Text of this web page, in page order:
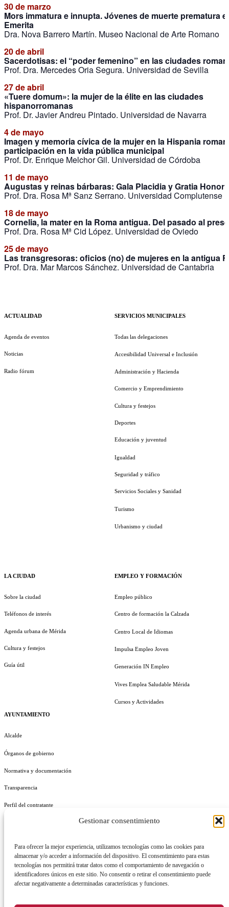
Gestionar consentimiento
Para ofrecer la mejor experiencia, utilizamos tecnologías como las cookies para
almacenar y/o acceder a información del dispositivo. El consentimiento para estas
tecnologías nos permitirá tratar datos como el comportamiento de navegación o
identificadores únicos en este sitio. No consentir o retirar el consentimiento puede
afectar negativamente a determinadas características y funciones.
30 de marzo
Mors immatura e innupta. Jóvenes de muerte prematura
Emerita
Dra. Nova Barrero Martín. Museo Nacional de Arte Romano
20 de abril
Sacerdotisas: el “poder femenino” en las ciudades
Prof. Dra. Mercedes Oria Segura. Universidad de Sevilla
27 de abril
«Tuere domum»: la mujer de la élite en las ciudades
hispanorromanas
Prof. Dr. Javier Andreu Pintado. Universidad de Navarra
4 de mayo
Imagen y memoria cívica de la mujer en la Hispania
participación en la vida pública municipal
Prof. Dr. Enrique Melchor Gil. Universidad de Córdoba
11 de mayo
Augustas y reinas bárbaras: Gala Placidia y Gratia
Prof. Dra. Rosa Mª Sanz Serrano. Universidad Complutense
18 de mayo
Cornelia, la mater en la Roma antigua. Del pasado al
Prof. Dra. Rosa Mª Cid López. Universidad de Oviedo
25 de mayo
Las transgresoras: oficios (no) de mujeres en la antigua
Prof. Dra. Mar Marcos Sánchez. Universidad de Cantabria
ACTUALIDAD
Agenda de eventos
Noticias
Radio fórum
LA CIUDAD
Sobre la ciudad
Teléfonos de interés
Agenda urbana de Mérida
Cultura y festejos
Guía útil
AYUNTAMIENTO
Alcalde
Órganos de gobierno
Normativa y documentación
Transparencia
Perfil del contratante
SERVICIOS MUNICIPALES
Todas las delegaciones
Accesibilidad Universal e Inclusión
Administración y Hacienda
Comercio y Emprendimiento
Cultura y festejos
Deportes
Educación y juventud
Igualdad
Seguridad y tráfico
Servicios Sociales y Sanidad
Turismo
Urbanismo y ciudad
EMPLEO Y FORMACIÓN
Empleo público
Centro de formación la Calzada
Centro Local de Idiomas
Impulsa Empleo Joven
Generación IN Empleo
Vives Emplea Saludable Mérida
Cursos y Actividades